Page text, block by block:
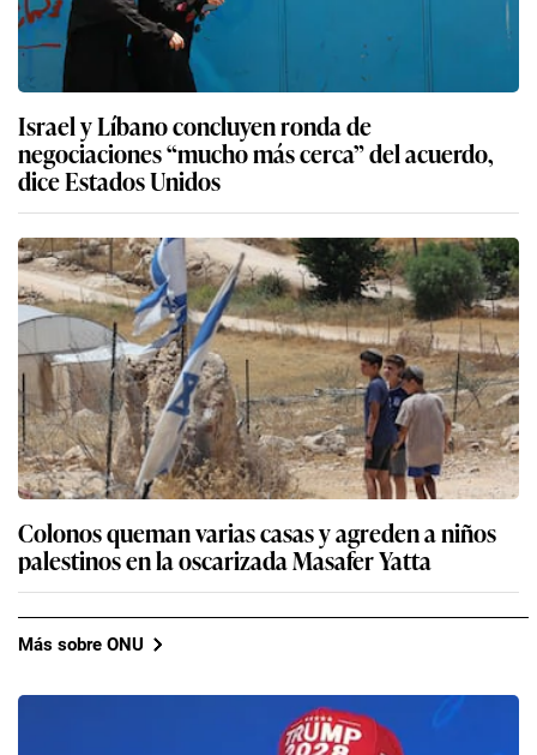
Israel y Líbano concluyen ronda de
negociaciones “mucho más cerca” del acuerdo,
dice Estados Unidos
Colonos queman varias casas y agreden a niños
palestinos en la oscarizada Masafer Yatta
Más sobre ONU